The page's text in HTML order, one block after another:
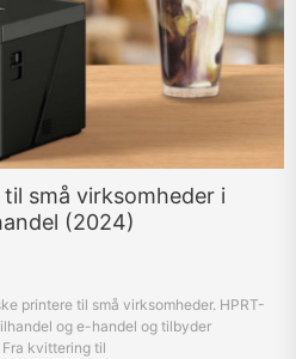
små virksomheder i
(2024)
printere til små virksomheder. HPRT-
og e-handel og tilbyder
kvittering til